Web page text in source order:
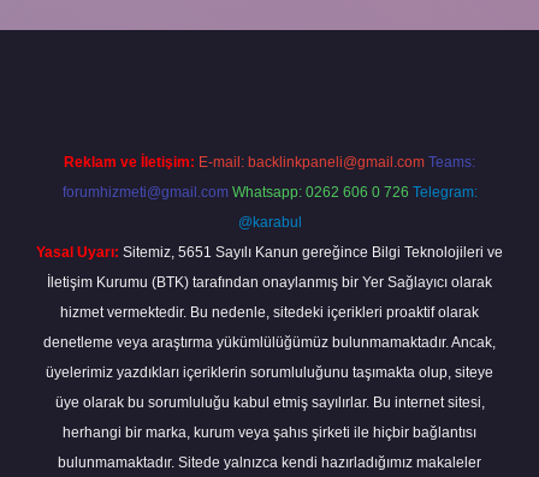
Reklam ve İletişim: E-mail: backlinkpaneli@gmail.com Teams:
forumhizmeti@gmail.com Whatsapp: 0262 606 0 726 Telegram:
@karabul
Yasal Uyarı: Sitemiz, 5651 Sayılı Kanun gereğince Bilgi Teknolojileri ve
İletişim Kurumu (BTK) tarafından onaylanmış bir Yer Sağlayıcı olarak
hizmet vermektedir. Bu nedenle, sitedeki içerikleri proaktif olarak
denetleme veya araştırma yükümlülüğümüz bulunmamaktadır. Ancak,
üyelerimiz yazdıkları içeriklerin sorumluluğunu taşımakta olup, siteye
üye olarak bu sorumluluğu kabul etmiş sayılırlar. Bu internet sitesi,
herhangi bir marka, kurum veya şahıs şirketi ile hiçbir bağlantısı
bulunmamaktadır. Sitede yalnızca kendi hazırladığımız makaleler